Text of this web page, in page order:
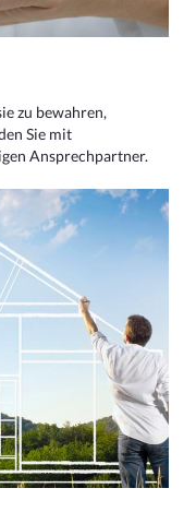
zu bewahren,
Sie mit
Ansprechpartner.